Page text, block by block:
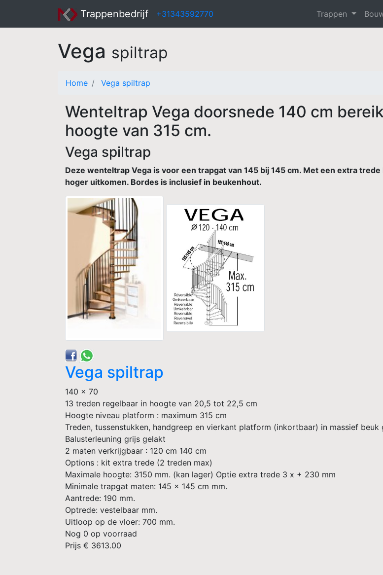
Trappenbedrijf +31343592770 Trappen
Vega spiltrap
Home Vega spiltrap
Wenteltrap Vega doorsnede 140 cm
hoogte van 315 cm.
Vega spiltrap
Deze wenteltrap Vega is voor een trapgat van 145 bij 145 cm. Met een extra
hoger uitkomen. Bordes is inclusief in beukenhout.
Vega spiltrap
140 x 70
13 treden regelbaar in hoogte van 20,5 tot 22,5 cm
Hoogte niveau platform : maximum 315 cm
Treden, tussenstukken, handgreep en vierkant platform (inkortbaar) in massief beuk
Balusterleuning grijs gelakt
2 maten verkrijgbaar : 120 cm 140 cm
Options : kit extra trede (2 treden max)
Maximale hoogte: 3150 mm. (kan lager) Optie extra trede 3 x + 230 mm
Minimale trapgat maten: 145 x 145 cm mm.
Aantrede: 190 mm.
Optrede: vestelbaar mm.
Uitloop op de vloer: 700 mm.
Nog 0 op voorraad
Prijs € 3613.00